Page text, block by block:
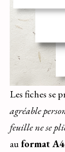
Les fiches se
agréable
feuille ne se
auformat